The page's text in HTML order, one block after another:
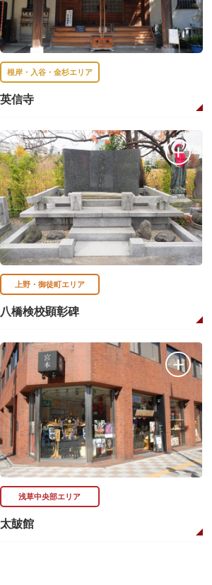
根岸・入谷・金杉エリア
英信寺
上野・御徒町エリア
八橋検校顕彰碑
浅草中央部エリア
太皷館